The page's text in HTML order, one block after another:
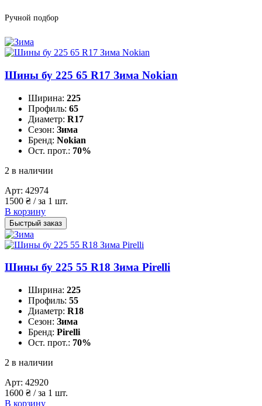
Ручной подбор
Шины бу 225 65 R17 Зима Nokian
Ширина: 225
Профиль: 65
Диаметр: R17
Сезон: Зима
Бренд: Nokian
Ост. прот.: 70%
2 в наличии
Арт: 42974
1500 ₴ / за 1 шт.
В корзину
Быстрый заказ
Шины бу 225 55 R18 Зима Pirelli
Ширина: 225
Профиль: 55
Диаметр: R18
Сезон: Зима
Бренд: Pirelli
Ост. прот.: 70%
2 в наличии
Арт: 42920
1600 ₴ / за 1 шт.
В корзину